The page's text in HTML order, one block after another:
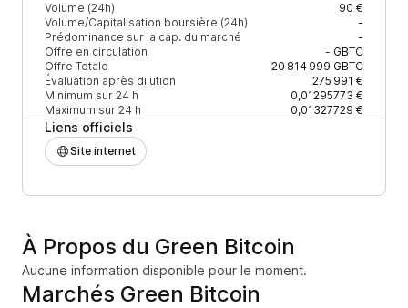
Volume (24h)
90 €
Volume/Capitalisation boursière (24h)
-
Prédominance sur la cap. du marché
-
Offre en circulation
- GBTC
Offre Totale
20 814 999 GBTC
Évaluation après dilution
275 991 €
Minimum sur 24 h
0,01295773 €
Maximum sur 24 h
0,01327729 €
Liens officiels
Site internet
À Propos du Green Bitcoin
Aucune information disponible pour le moment.
Marchés Green Bitcoin